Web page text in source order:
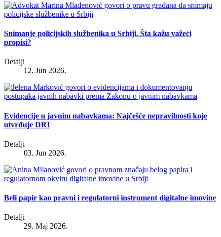
Snimanje policijskih službenika u Srbiji. Šta kažu važeći
propisi?
Detalji
12. Jun 2026.
Evidencije u javnim nabavkama: Najčešće nepravilnosti koje
utvrđuje DRI
Detalji
03. Jun 2026.
Beli papir kao pravni i regulatorni instrument digitalne imovine
Detalji
29. Maj 2026.